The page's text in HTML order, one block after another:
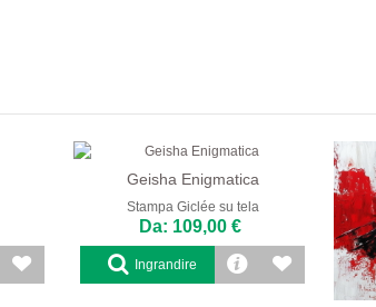
Geisha Enigmatica
Stampa Giclée su tela
Da: 109,00 €
Ingrandire